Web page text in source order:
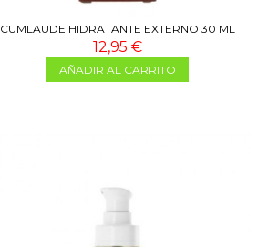
CUMLAUDE HIDRATANTE EXTERNO 30 ML
12,95 €
AÑADIR AL CARRITO